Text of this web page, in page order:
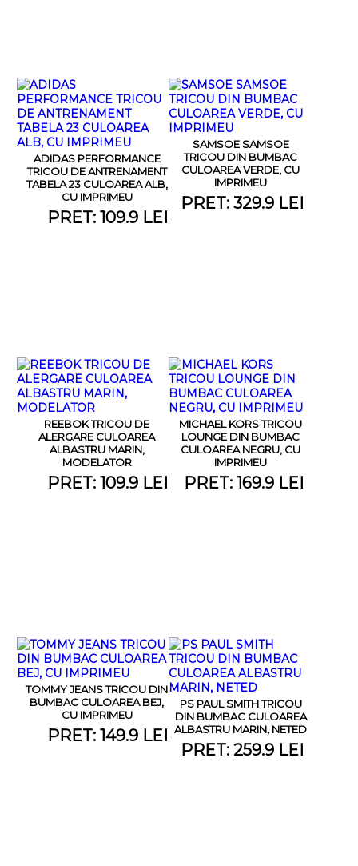
ADIDAS PERFORMANCE
TRICOU DE ANTRENAMENT
TABELA 23 CULOAREA ALB,
CU IMPRIMEU
PRET: 109.9 LEI
SAMSOE SAMSOE
TRICOU DIN BUMBAC
CULOAREA VERDE, CU
IMPRIMEU
PRET: 329.9 LEI
REEBOK TRICOU DE
ALERGARE CULOAREA
ALBASTRU MARIN,
MODELATOR
PRET: 109.9 LEI
MICHAEL KORS TRICOU
LOUNGE DIN BUMBAC
CULOAREA NEGRU, CU
IMPRIMEU
PRET: 169.9 LEI
TOMMY JEANS TRICOU DIN
BUMBAC CULOAREA BEJ,
CU IMPRIMEU
PRET: 149.9 LEI
PS PAUL SMITH TRICOU
DIN BUMBAC CULOAREA
ALBASTRU MARIN, NETED
PRET: 259.9 LEI